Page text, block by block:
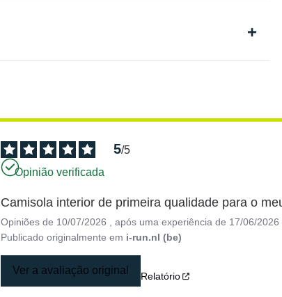
5/5
Opinião verificada
Camisola interior de primeira qualidade para o
Opiniões de 10/07/2026 , após uma experiência de 17/06/2026
Publicado originalmente em i-run.nl (be)
Ver a avaliação original Relatório